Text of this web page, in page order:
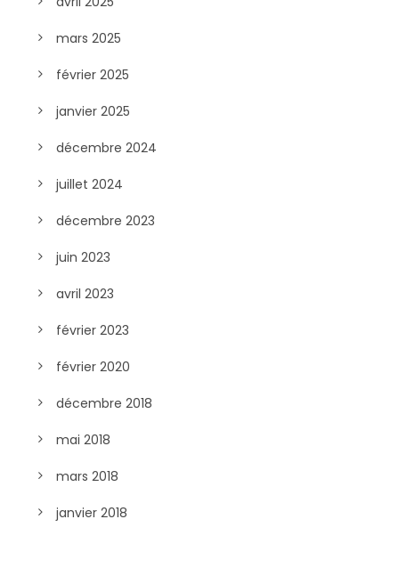
mars 2025
février 2025
janvier 2025
décembre 2024
juillet 2024
décembre 2023
juin 2023
avril 2023
février 2023
février 2020
décembre 2018
mai 2018
mars 2018
janvier 2018